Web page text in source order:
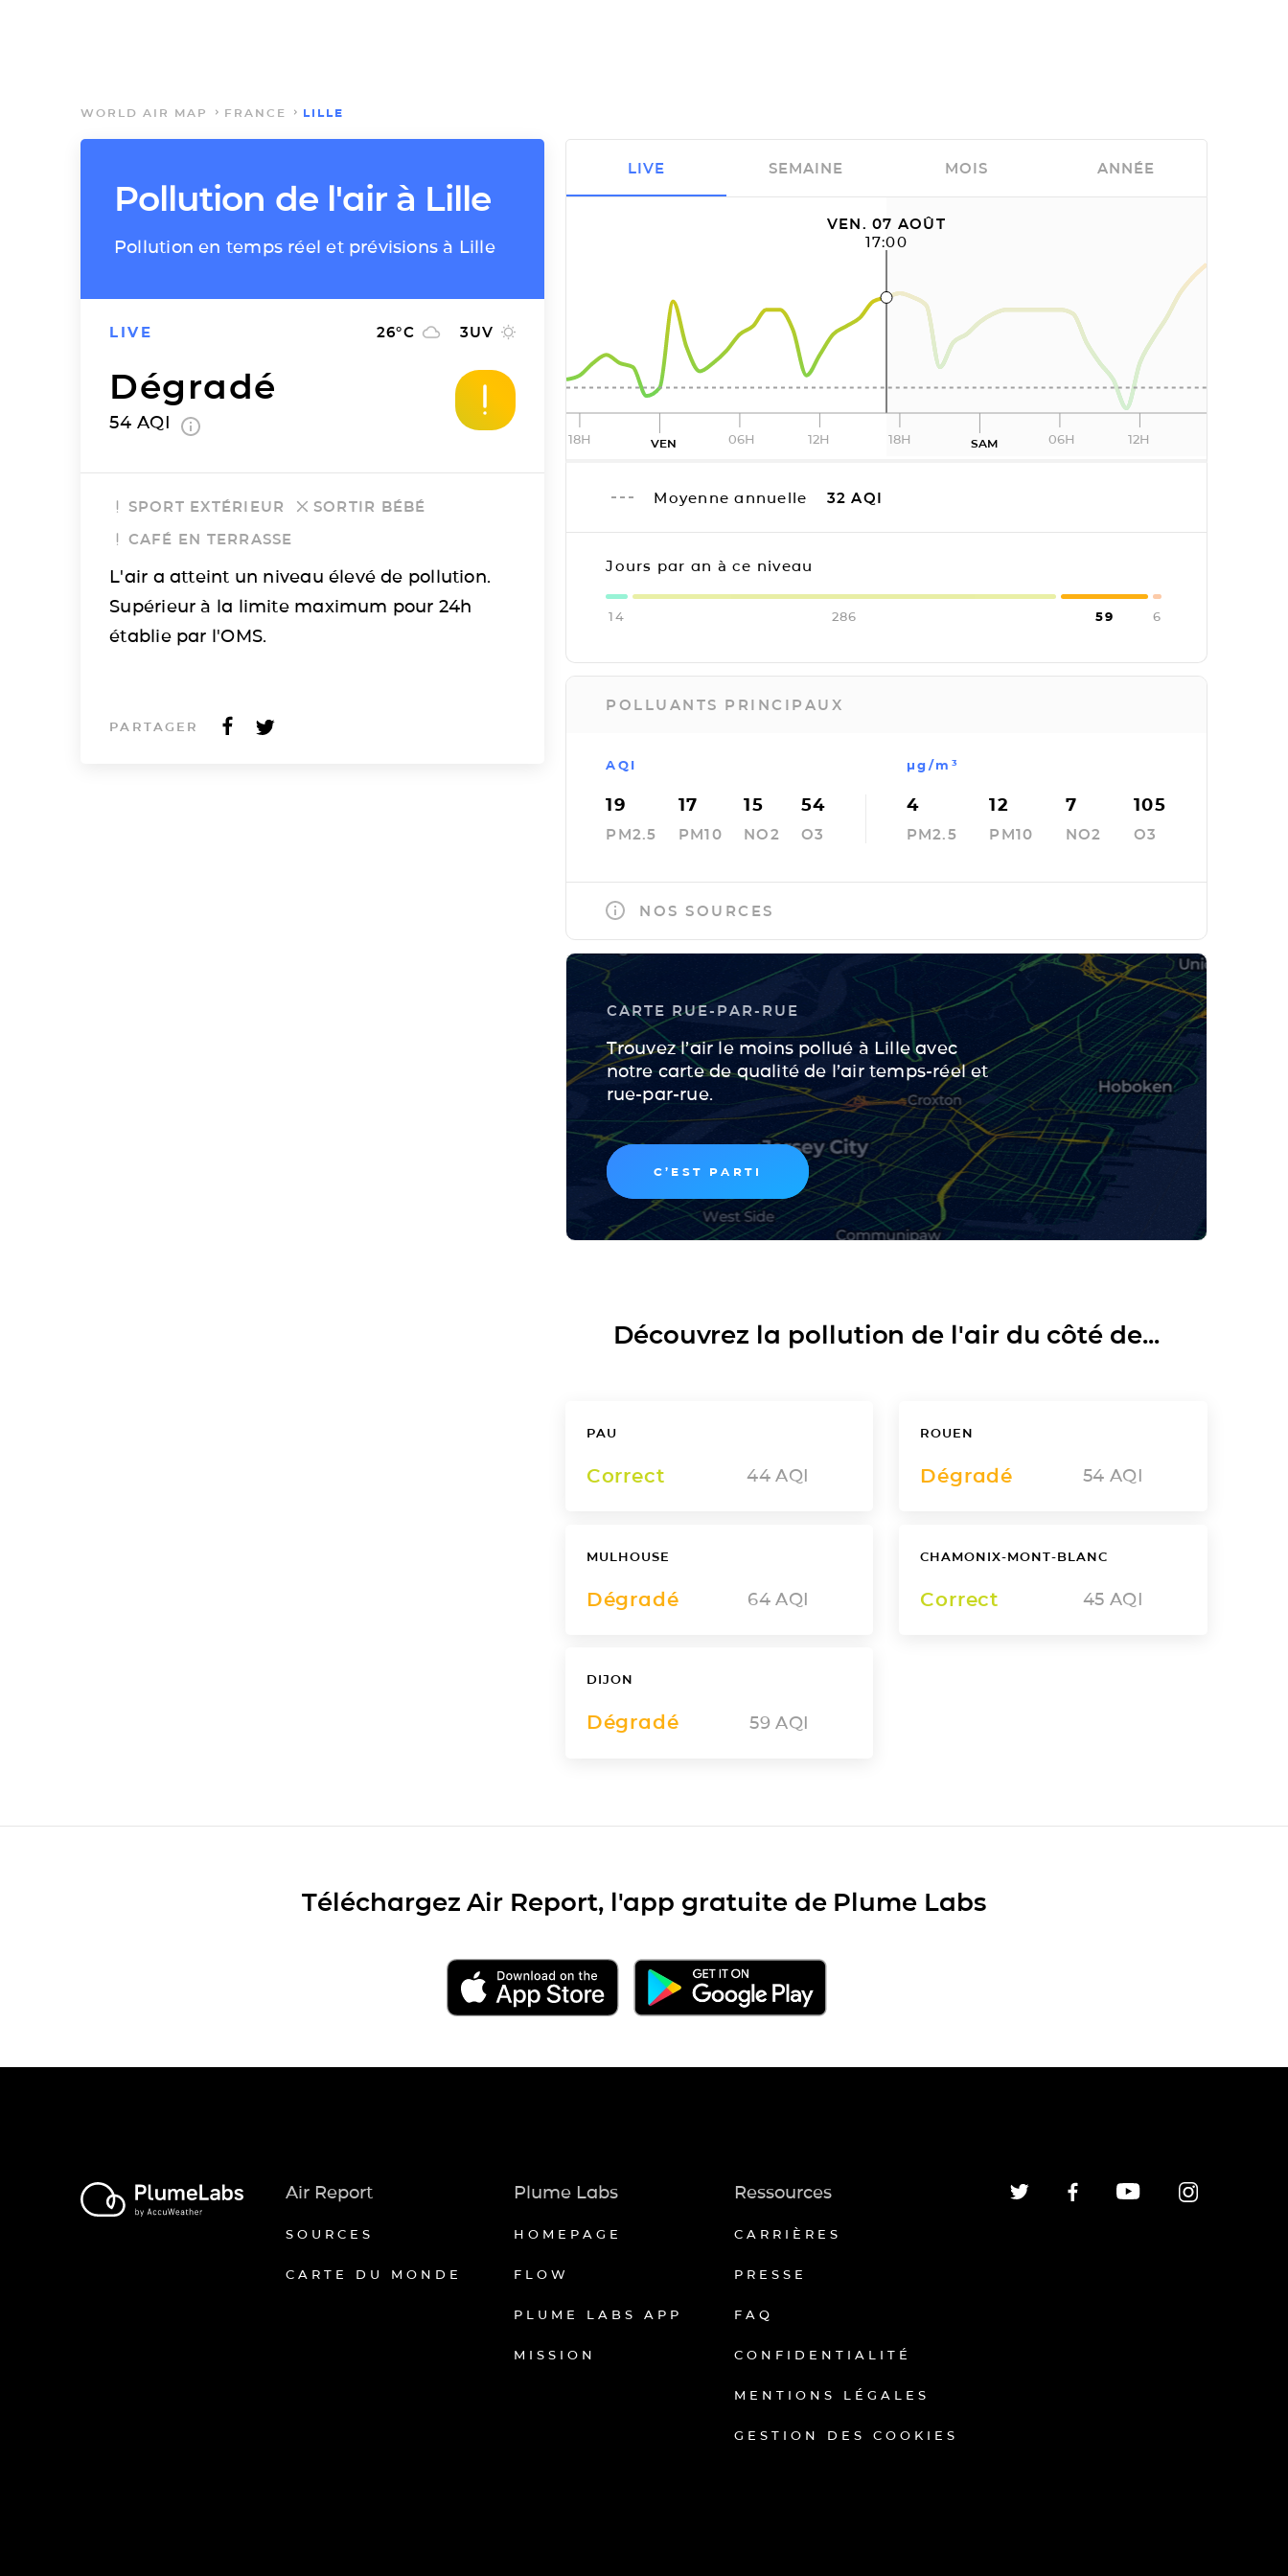
WORLD AIR MAP FRANCE LILLE
Pollution de l'air à Lille
Pollution en temps réel et prévisions à Lille
LIVE 26°C 3UV
Dégradé
54 AQI
SPORT EXTÉRIEUR
SORTIR BÉBÉ
CAFÉ EN TERRASSE
L'air a atteint un niveau élevé de pollution.
Supérieur à la limite maximum pour 24h
établie par l'OMS.
PARTAGER
VEN. 07 AOÛT
17:00
18H VEN 06H 12H 18H SAM 06H 12H
Moyenne annuelle 32 AQI
Jours par an à ce niveau
14 286 59 6
POLLUANTS PRINCIPAUX
AQI
19
PM2.5
17
PM10
15
NO2
54
O3
µg/m³
4
PM2.5
12
PM10
7
NO2
105
O3
NOS SOURCES
LIVE SEMAINE MOIS ANNÉE
CARTE RUE-PAR-RUE
Trouvez l’air le moins pollué à Lille avec
notre carte de qualité de l’air temps-réel et
rue-par-rue.
C’EST PARTI
Découvrez la pollution de l'air du côté de...
PAU
Correct 44 AQI
ROUEN
Dégradé 54 AQI
MULHOUSE
Dégradé 64 AQI
CHAMONIX-MONT-BLANC
Correct 45 AQI
DIJON
Dégradé 59 AQI
Téléchargez Air Report, l'app gratuite de Plume Labs
Air Report
SOURCES
CARTE DU MONDE
Plume Labs
HOMEPAGE
FLOW
PLUME LABS APP
MISSION
Ressources
CARRIÈRES
PRESSE
FAQ
CONFIDENTIALITÉ
MENTIONS LÉGALES
GESTION DES COOKIES